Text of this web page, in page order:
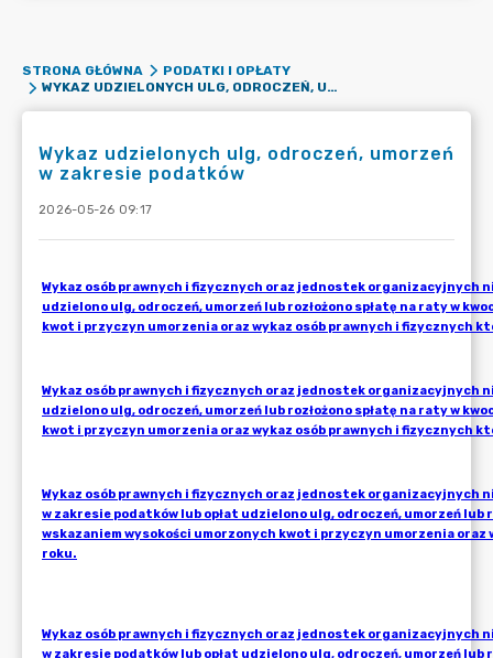
STRONA GŁÓWNA
PODATKI I OPŁATY
WYKAZ UDZIELONYCH ULG, ODROCZEŃ, UMORZEŃ W ZAKRESIE PODATKÓW
Wykaz udzielonych ulg, odroczeń, umorzeń
w zakresie podatków
2026-05-26 09:17